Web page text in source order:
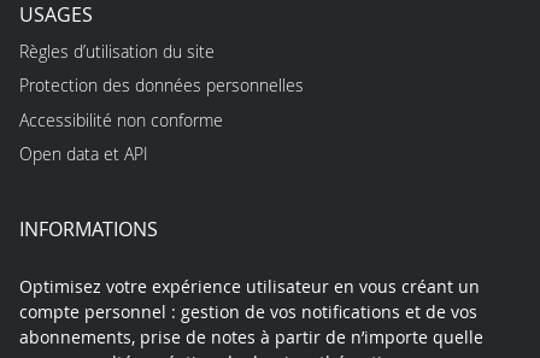
USAGES
Règles d’utilisation du site
Protection des données personnelles
Accessibilité non conforme
Open data et API
INFORMATIONS
Optimisez votre expérience utilisateur en vous créant un
compte personnel : gestion de vos notifications et de vos
abonnements, prise de notes à partir de n’importe quelle